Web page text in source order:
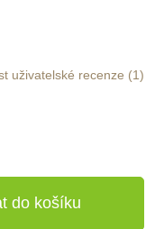
uživatelské recenze (1)
do košíku